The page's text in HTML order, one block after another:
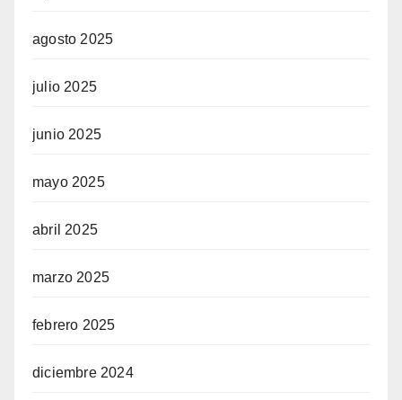
agosto 2025
julio 2025
junio 2025
mayo 2025
abril 2025
marzo 2025
febrero 2025
diciembre 2024